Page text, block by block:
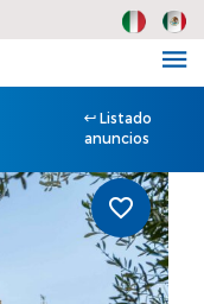
Listado
anuncios